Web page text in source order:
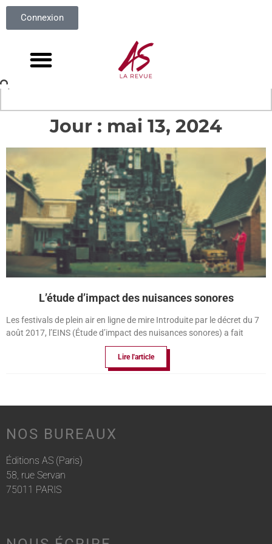
Connexion
Jour : mai 13, 2024
L’étude d’impact des nuisances sonores
Les festivals de plein air en ligne de mire Introduite par le décret du 7
août 2017, l’EINS (Étude d’impact des nuisances sonores) a fait
Lire l'article
NOS BUREAUX
Éditions AS (Paris)
58, rue Servan
75011 PARIS